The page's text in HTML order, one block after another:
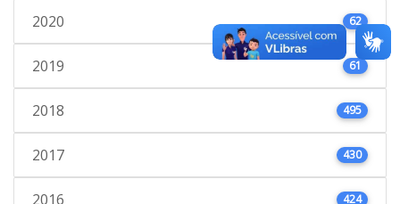
2020 62
2019 61
2018 495
2017 430
2016 424